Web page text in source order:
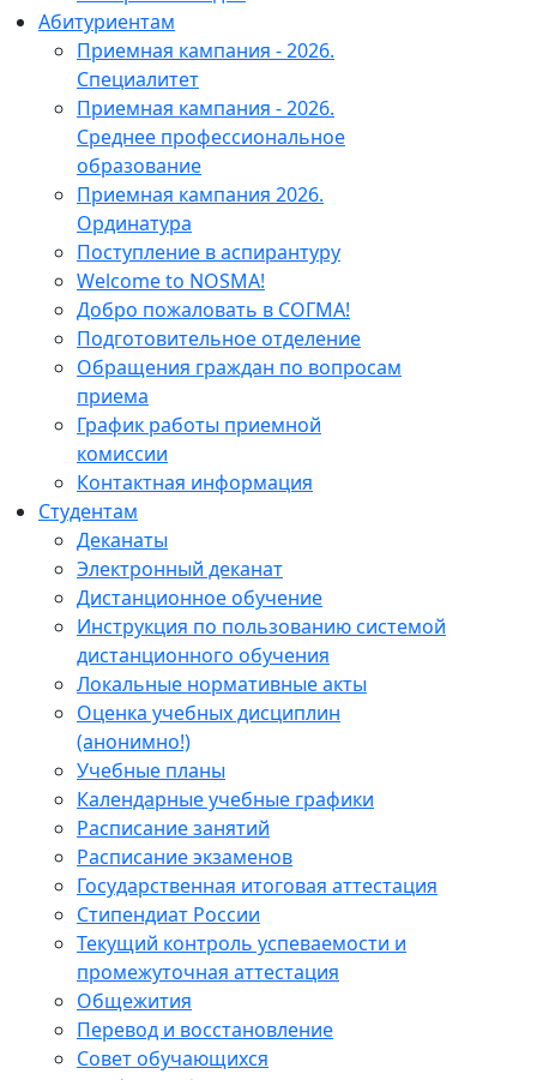
Абитуриентам
Приемная кампания - 2026.
Специалитет
Приемная кампания - 2026.
Среднее профессиональное
образование
Приемная кампания 2026.
Ординатура
Поступление в аспирантуру
Welcome to NOSMA!
Добро пожаловать в СОГМА!
Подготовительное отделение
Обращения граждан по вопросам
приема
График работы приемной
комиссии
Контактная информация
Студентам
Деканаты
Электронный деканат
Дистанционное обучение
Инструкция по пользованию системой
дистанционного обучения
Локальные нормативные акты
Оценка учебных дисциплин
(анонимно!)
Учебные планы
Календарные учебные графики
Расписание занятий
Расписание экзаменов
Государственная итоговая аттестация
Стипендиат России
Текущий контроль успеваемости и
промежуточная аттестация
Общежития
Перевод и восстановление
Совет обучающихся